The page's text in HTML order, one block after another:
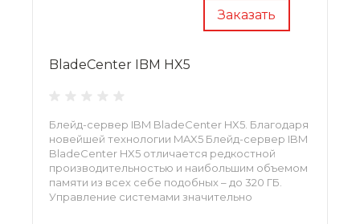
Заказать
BladeCenter IBM HX5
Блейд-сервер IBM BladeCenter HX5. Благодаря
новейшей технологии MAX5 Блейд-сервер IBM
BladeCenter HX5 отличается редкостной
производительностью и наибольшим объемом
памяти из всех себе подобных – до 320 ГБ.
Управление системами значительно